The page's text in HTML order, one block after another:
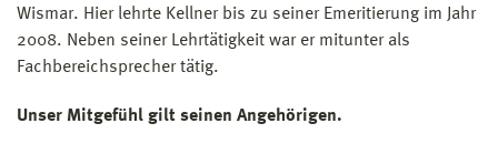
Wismar. Hier lehrte Kellner bis zu seiner Emeritierung im Jahr
2008. Neben seiner Lehrtätigkeit war er mitunter als
Fachbereichsprecher tätig.
Unser Mitgefühl gilt seinen Angehörigen.